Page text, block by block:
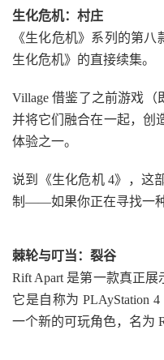
生化危机：村庄
《生化危机》系列的第八
生化危机》的直接续集。
Village 借鉴了之前游戏（
并将它们融合在一起，创
体验之一。
说到《生化危机 4》，这
制——如果你正在寻找一
棘轮与叮当：裂谷
Rift Apart 是第一款真正展
它是自称为 PLAyStation
一个新的可玩角色，名为